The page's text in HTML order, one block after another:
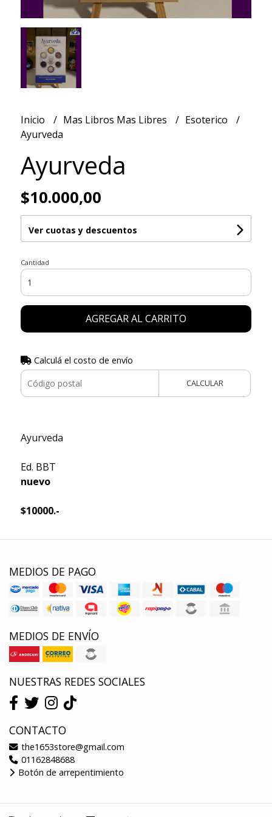
Inicio Mas Libros Mas Libres
Esoterico
Ayurveda
Ayurveda
$10.000,00
Ver cuotas y descuentos
Cantidad
AGREGAR AL CARRITO
Calculá el costo de envío
CALCULAR
Ayurveda
Ed. BBT
nuevo
$10000.-
MEDIOS DE PAGO
MEDIOS DE ENVÍO
NUESTRAS REDES SOCIALES
CONTACTO
the1653store@gmail.com
01162848688
Botón de arrepentimiento